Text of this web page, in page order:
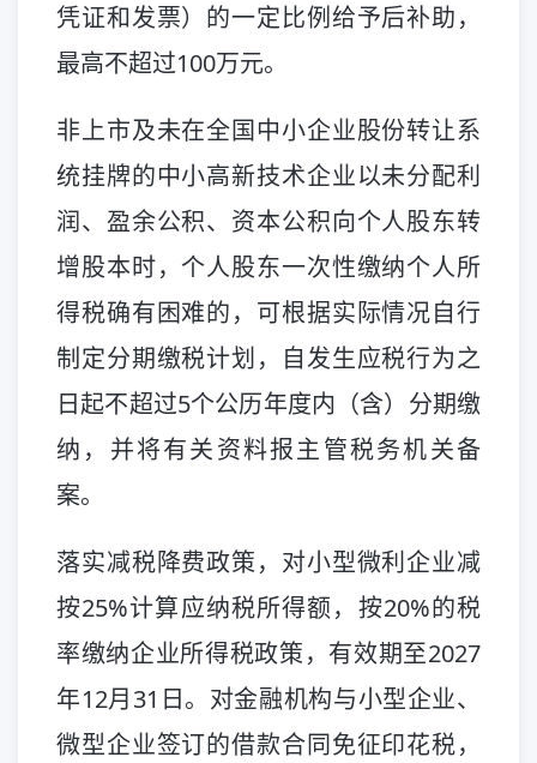
凭证和发票）的一定比例给予后补助，
最高不超过100万元。
非上市及未在全国中小企业股份转让系
统挂牌的中小高新技术企业以未分配利
润、盈余公积、资本公积向个人股东转
增股本时，个人股东一次性缴纳个人所
得税确有困难的，可根据实际情况自行
制定分期缴税计划，自发生应税行为之
日起不超过5个公历年度内（含）分期缴
纳，并将有关资料报主管税务机关备
案。
落实减税降费政策，对小型微利企业减
按25%计算应纳税所得额，按20%的税
率缴纳企业所得税政策，有效期至2027
年12月31日。对金融机构与小型企业、
微型企业签订的借款合同免征印花税，